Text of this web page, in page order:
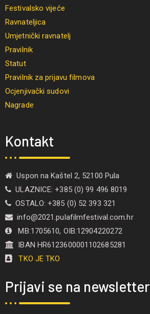
Festivalsko vijeće
Ravnateljica
Umjetnički ravnatelj
Pravilnik
Statut
Pravilnik za prijavu filmova
Ocjenjivački sudovi
Nagrade
Kontakt
Uspon na Kaštel 2, 52100 Pula
ULAZNICE: +385 (0) 99 496 8019
OSTALO: +385 (0) 52 393 321
info@2021.pulafilmfestival.com.hr
MB:1705610, OIB:12904220272
IBAN HR6123600001102685281
TKO JE TKO
Prijavi se na newsletter